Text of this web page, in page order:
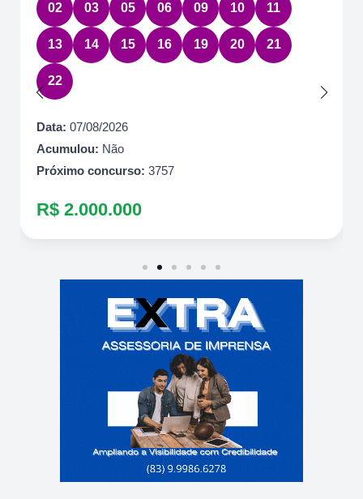
02 03 05 06 09 10 11
13 14 15 16 19 20 21
22
Data: 07/08/2026
Acumulou: Não
Próximo concurso: 3757
R$ 2.000.000